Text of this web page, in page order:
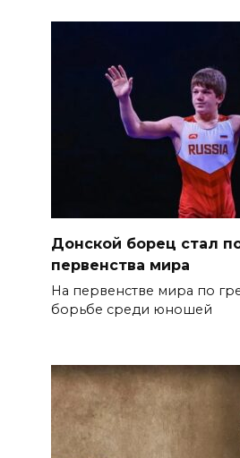
Донской борец стал
первенства мира
На первенстве мира по
борьбе среди юношей